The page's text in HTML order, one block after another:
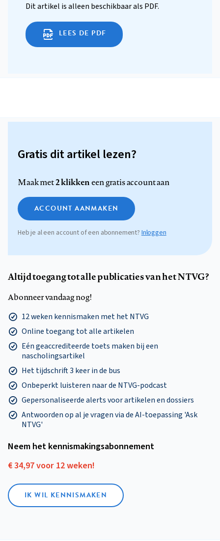
Dit artikel is alleen beschikbaar als PDF.
LEES DE PDF
Gratis dit artikel lezen?
Maak met2 klikkeneen gratis account aan
ACCOUNT AANMAKEN
Heb je al een account of een abonnement? Inloggen
Altijd toegang tot alle publicaties van het NTVG?
Abonneer vandaag nog!
12 weken kennismaken met het NTVG
Online toegang tot alle artikelen
Eén geaccrediteerde toets maken bij een
nascholingsartikel
Het tijdschrift 3 keer in de bus
Onbeperkt luisteren naar de NTVG-podcast
Gepersonaliseerde alerts voor artikelen en dossiers
Antwoorden op al je vragen via de AI-toepassing 'Ask
NTVG'
Neem het kennismakings­abonnement
€ 34,97 voor 12 weken!
IK WIL KENNISMAKEN